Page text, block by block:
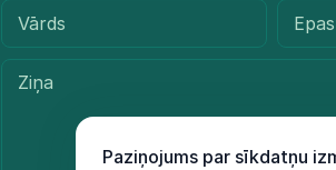
Paziņojums par sīkdatņu